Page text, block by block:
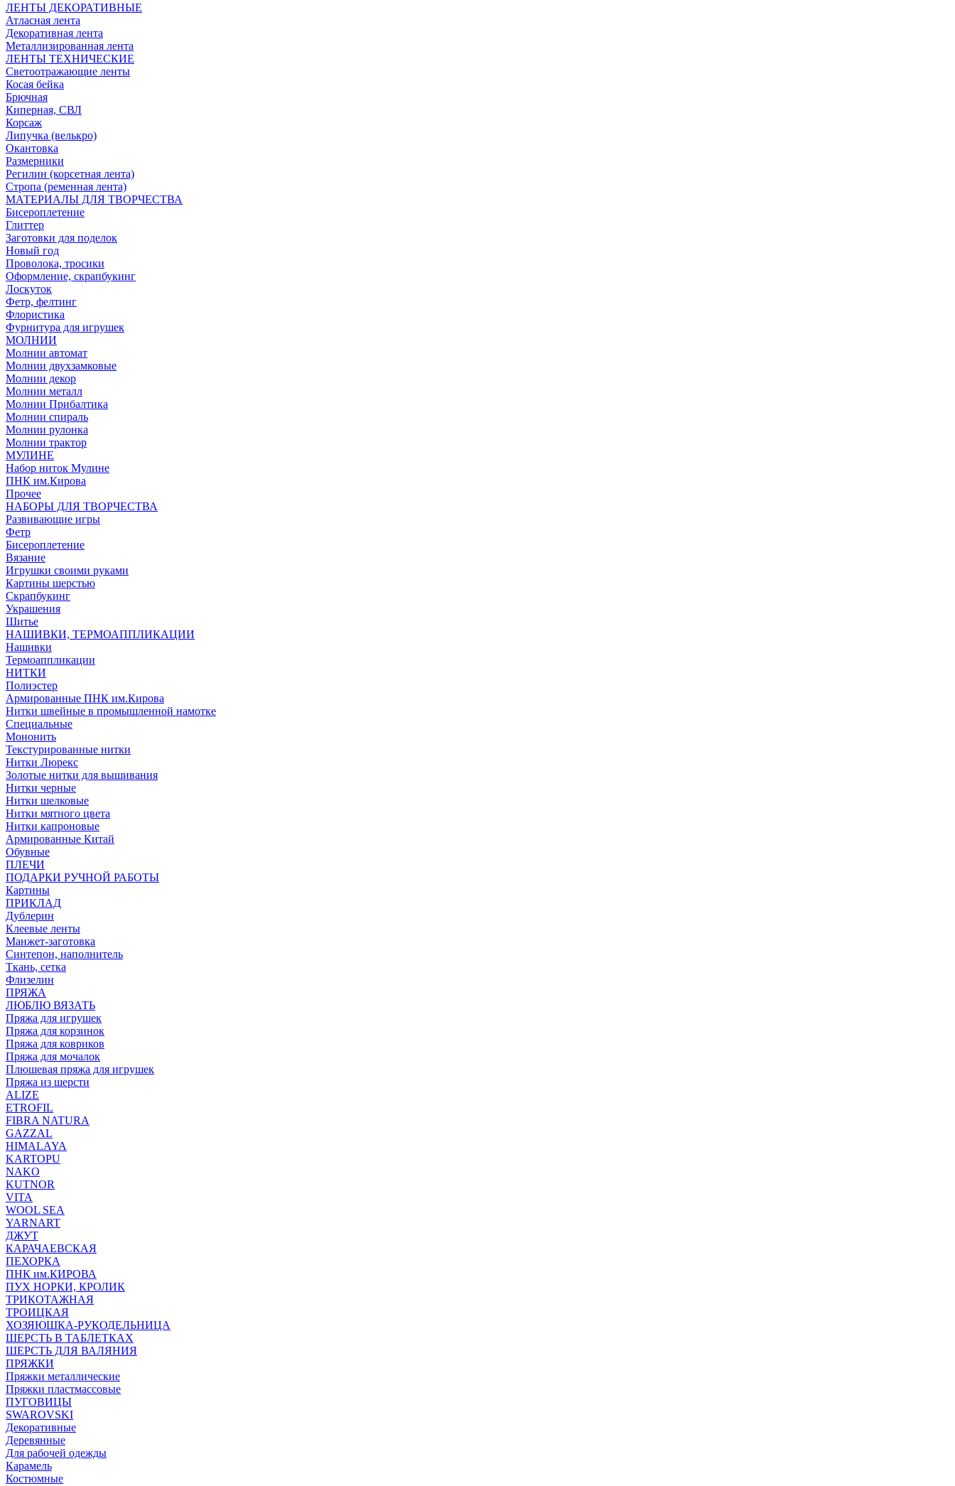
ЛЕНТЫ ДЕКОРАТИВНЫЕ
Атласная лента
Декоративная лента
Металлизированная лента
ЛЕНТЫ ТЕХНИЧЕСКИЕ
Светоотражающие ленты
Косая бейка
Брючная
Киперная, СВЛ
Корсаж
Липучка (велькро)
Окантовка
Размерники
Регилин (корсетная лента)
Стропа (ременная лента)
МАТЕРИАЛЫ ДЛЯ ТВОРЧЕСТВА
Бисероплетение
Глиттер
Заготовки для поделок
Новый год
Проволока, тросики
Оформление, скрапбукинг
Лоскуток
Фетр, фелтинг
Флористика
Фурнитура для игрушек
МОЛНИИ
Молнии автомат
Молнии двухзамковые
Молнии декор
Молнии металл
Молнии Прибалтика
Молнии спираль
Молнии рулонка
Молнии трактор
МУЛИНЕ
Набор ниток Мулине
ПНК им.Кирова
Прочее
НАБОРЫ ДЛЯ ТВОРЧЕСТВА
Развивающие игры
Фетр
Бисероплетение
Вязание
Игрушки своими руками
Картины шерстью
Скрапбукинг
Украшения
Шитье
НАШИВКИ, ТЕРМОАППЛИКАЦИИ
Нашивки
Термоаппликации
НИТКИ
Полиэстер
Армированные ПНК им.Кирова
Нитки швейные в промышленной намотке
Специальные
Мононить
Текстурированные нитки
Нитки Люрекс
Золотые нитки для вышивания
Нитки черные
Нитки шелковые
Нитки мятного цвета
Нитки капроновые
Армированные Китай
Обувные
ПЛЕЧИ
ПОДАРКИ РУЧНОЙ РАБОТЫ
Картины
ПРИКЛАД
Дублерин
Клеевые ленты
Манжет-заготовка
Синтепон, наполнитель
Ткань, сетка
Флизелин
ПРЯЖА
ЛЮБЛЮ ВЯЗАТЬ
Пряжа для игрушек
Пряжа для корзинок
Пряжа для ковриков
Пряжа для мочалок
Плюшевая пряжа для игрушек
Пряжа из шерсти
ALIZE
ETROFIL
FIBRA NATURA
GAZZAL
HIMALAYA
KARTOPU
NAKO
KUTNOR
VITA
WOOL SEA
YARNART
ДЖУТ
КАРАЧАЕВСКАЯ
ПЕХОРКА
ПНК им.КИРОВА
ПУХ НОРКИ, КРОЛИК
ТРИКОТАЖНАЯ
ТРОИЦКАЯ
ХОЗЯЮШКА-РУКОДЕЛЬНИЦА
ШЕРСТЬ В ТАБЛЕТКАХ
ШЕРСТЬ ДЛЯ ВАЛЯНИЯ
ПРЯЖКИ
Пряжки металлические
Пряжки пластмассовые
ПУГОВИЦЫ
SWAROVSKI
Декоративные
Деревянные
Для рабочей одежды
Карамель
Костюмные